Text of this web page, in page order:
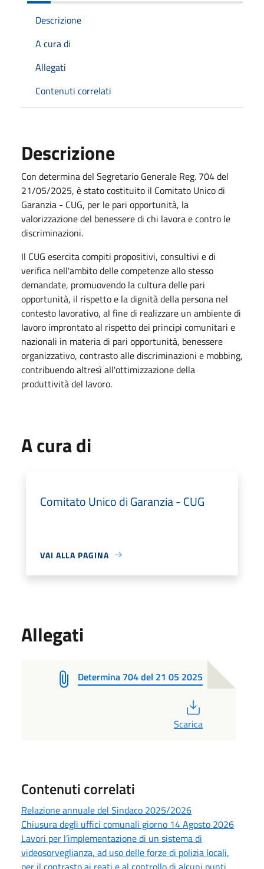
Descrizione
A cura di
Allegati
Contenuti correlati
Descrizione
Con determina del Segretario Generale Reg. 704 del
21/05/2025, è stato costituito il Comitato Unico di
Garanzia - CUG, per le pari opportunità, la
valorizzazione del benessere di chi lavora e contro le
discriminazioni.
Il CUG esercita compiti propositivi, consultivi e di
verifica nell'ambito delle competenze allo stesso
demandate, promuovendo la cultura delle pari
opportunità, il rispetto e la dignità della persona nel
contesto lavorativo, al fine di realizzare un ambiente di
lavoro improntato al rispetto dei principi comunitari e
nazionali in materia di pari opportunità, benessere
organizzativo, contrasto alle discriminazioni e mobbing,
contribuendo altresì all'ottimizzazione della
produttività del lavoro.
A cura di
Comitato Unico di Garanzia - CUG
VAI ALLA PAGINA
Allegati
Determina 704 del 21 05 2025
Scarica
Contenuti correlati
Relazione annuale del Sindaco 2025/2026
Chiusura degli uffici comunali giorno 14 Agosto 2026
Lavori per l’implementazione di un sistema di
videosorveglianza, ad uso delle forze di polizia locali,